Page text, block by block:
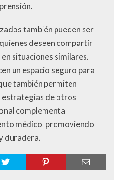
también pueden ser
deseen compartir
situaciones similares.
un espacio seguro para
también permiten
estrategias de otros
complementa
médico, promoviendo
duradera.